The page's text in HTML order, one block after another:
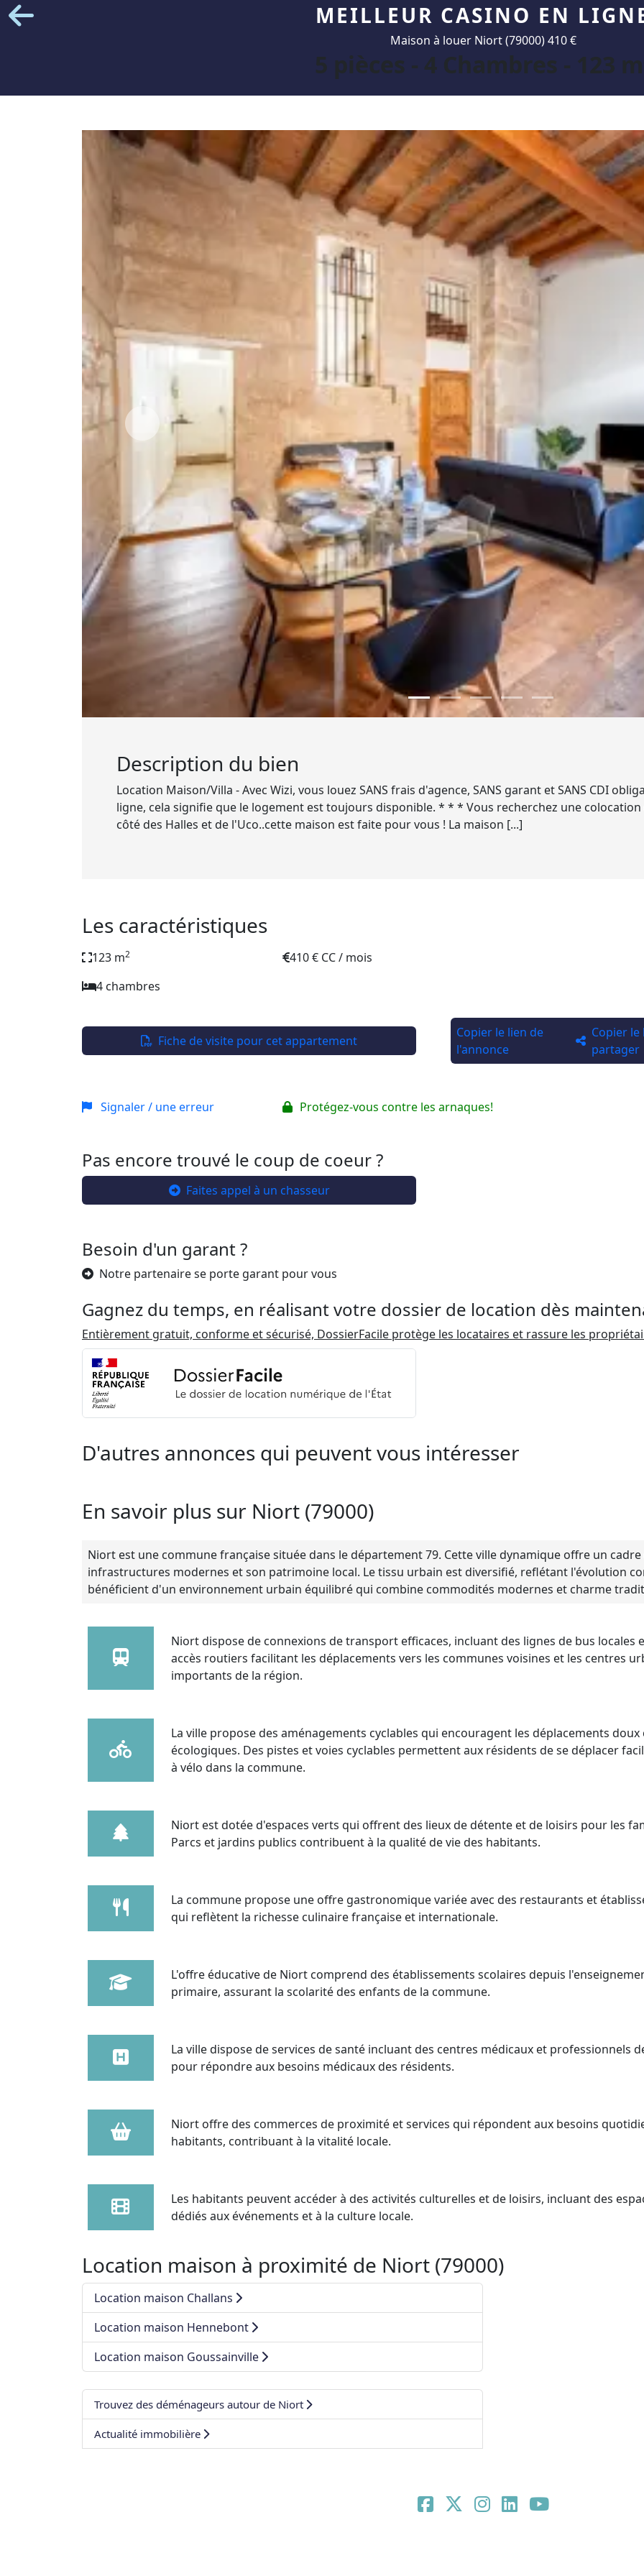
MEILLEUR CASINO EN
Maison à louer Niort (79000) 410 €
5 pièces - 4 Chambres - 123
Description du bien
Location Maison/Villa - Avec Wizi, vous louez SANS frais d'agence, SANS garant et SANS CDI
ligne, cela signifie que le logement est toujours disponible. * * * Vous recherchez une
côté des Halles et de l'Uco..cette maison est faite pour vous ! La maison [...]
Les caractéristiques
123 m2
410 € CC / mois
4 chambres
Fiche de visite pour cet appartement
Copier le lien de
l'annonce
Copier
partager
Signaler / une erreur Protégez-vous contre les arnaques!
Pas encore trouvé le coup de coeur ?
Faites appel à un chasseur
Besoin d'un garant ?
Notre partenaire se porte garant pour vous
Gagnez du temps, en réalisant votre dossier de location dès
Entièrement gratuit, conforme et sécurisé, DossierFacile protège les locataires et rassure les
D'autres annonces qui peuvent vous intéresser
En savoir plus sur Niort (79000)
Niort est une commune française située dans le département 79. Cette ville dynamique offre un cadre
infrastructures modernes et son patrimoine local. Le tissu urbain est diversifié, reflétant l'évolution
bénéficient d'un environnement urbain équilibré qui combine commodités modernes et charme
Niort dispose de connexions de transport efficaces, incluant des lignes de bus locales
accès routiers facilitant les déplacements vers les communes voisines et les centres
importants de la région.
La ville propose des aménagements cyclables qui encouragent les déplacements doux
écologiques. Des pistes et voies cyclables permettent aux résidents de se déplacer
à vélo dans la commune.
Niort est dotée d'espaces verts qui offrent des lieux de détente et de loisirs pour les
Parcs et jardins publics contribuent à la qualité de vie des habitants.
La commune propose une offre gastronomique variée avec des restaurants et
qui reflètent la richesse culinaire française et internationale.
L'offre éducative de Niort comprend des établissements scolaires depuis
primaire, assurant la scolarité des enfants de la commune.
La ville dispose de services de santé incluant des centres médicaux et professionnels
pour répondre aux besoins médicaux des résidents.
Niort offre des commerces de proximité et services qui répondent aux besoins
habitants, contribuant à la vitalité locale.
Les habitants peuvent accéder à des activités culturelles et de loisirs, incluant des
dédiés aux événements et à la culture locale.
Location maison à proximité de Niort (79000)
Location maison Challans
Location maison Hennebont
Location maison Goussainville
Trouvez des déménageurs autour de Niort
Actualité immobilière